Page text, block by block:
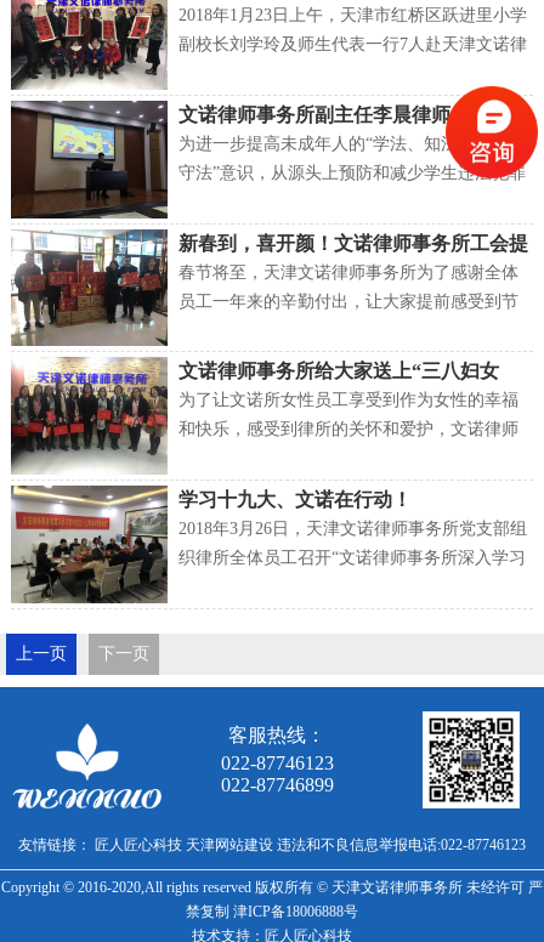
律师事务所参观交流
2018年1月23日上午，天津市红桥区跃进里小学
副校长刘学玲及师生代表一行7人赴天津文诺律
文诺律师事务所副主任李晨律师走进新华
中学和苑学校开展预防未成年人犯罪的讲
座
为进一步提高未成年人的“学法、知法、懂法、
守法”意识，从源头上预防和减少学生违法犯罪
境。2018年1月24日，天津文诺律师事务所副主
任李晨律师走进新华中学和苑学校，为该校师
生开展以“未成年犯罪预防与应对”为主题的法制
新春到，喜开颜！文诺律师事务所工会提
前给员工发年货喽！
春节将至，天津文诺律师事务所为了感谢全体
员工一年来的辛勤付出，让大家提前感受到节
所工会主席张耀媚律师提前向每一位员工发放
了春节福利。
文诺律师事务所给大家送上“三八妇女
节”的节日祝福
为了让文诺所女性员工享受到作为女性的幸福
和快乐，感受到律所的关怀和爱护，文诺律师
员工都准备了一份暖心的礼物，向她们致以节
日的祝福，同时对她们在文诺所发展中付出的
辛勤努力表示衷心的感谢！
学习十九大、文诺在行动！
2018年3月26日，天津文诺律师事务所党支部组
织律所全体员工召开“文诺律师事务所深入学习
上一页 下一页
客服热线：
022-87746123
022-87746899
友情链接： 匠人匠心科技 天津网站建设 违法和不良信息举报电话:022-87746123
举报邮箱: wennuolaw@sina.cn
Copyright © 2016-2020,All rights reserved 版权所有 © 天津文诺律师事务所 未经许可 严
禁复制 津ICP备18006888号
技术支持：匠人匠心科技